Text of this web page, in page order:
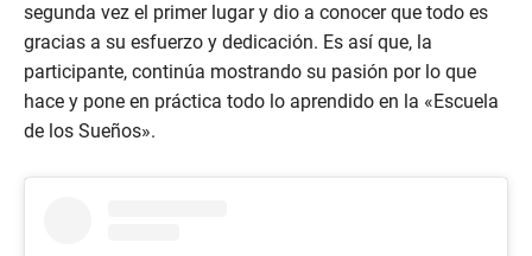
segunda vez el primer lugar y dio a conocer que todo es
gracias a su esfuerzo y dedicación. Es así que, la
participante, continúa mostrando su pasión por lo que
hace y pone en práctica todo lo aprendido en la «Escuela
de los Sueños».